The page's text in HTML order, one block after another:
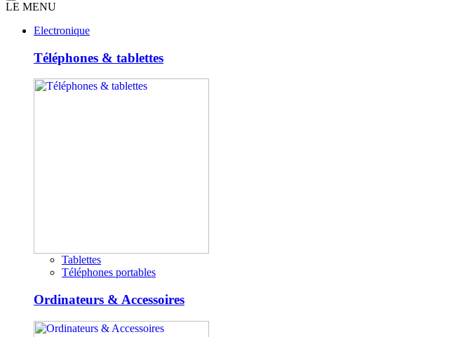
LE MENU
Electronique
Téléphones & tablettes
Tablettes
Téléphones portables
Ordinateurs & Accessoires